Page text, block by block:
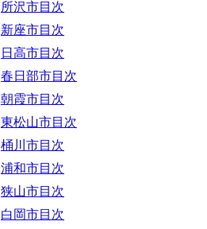
所沢市目次
新座市目次
日高市目次
春日部市目次
朝霞市目次
東松山市目次
桶川市目次
浦和市目次
狭山市目次
白岡市目次